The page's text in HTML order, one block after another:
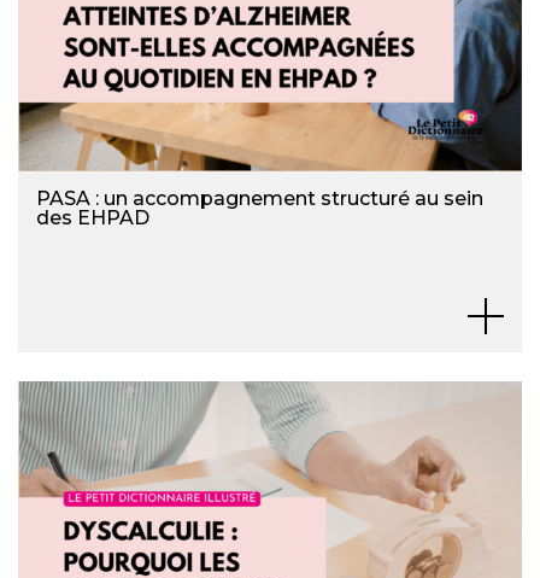
PASA : un accompagnement structuré au sein
des EHPAD